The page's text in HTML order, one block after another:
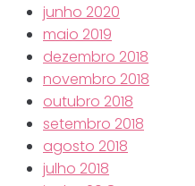
junho 2020
maio 2019
dezembro 2018
novembro 2018
outubro 2018
setembro 2018
agosto 2018
julho 2018